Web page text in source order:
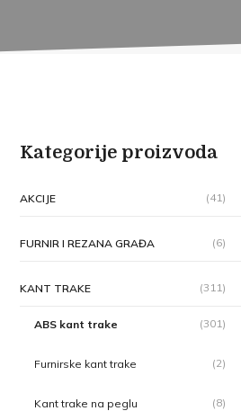
Kategorije proizvoda
AKCIJE (41)
FURNIR I REZANA GRAĐA (6)
KANT TRAKE (311)
ABS kant trake (301)
Furnirske kant trake (2)
Kant trake na peglu (8)